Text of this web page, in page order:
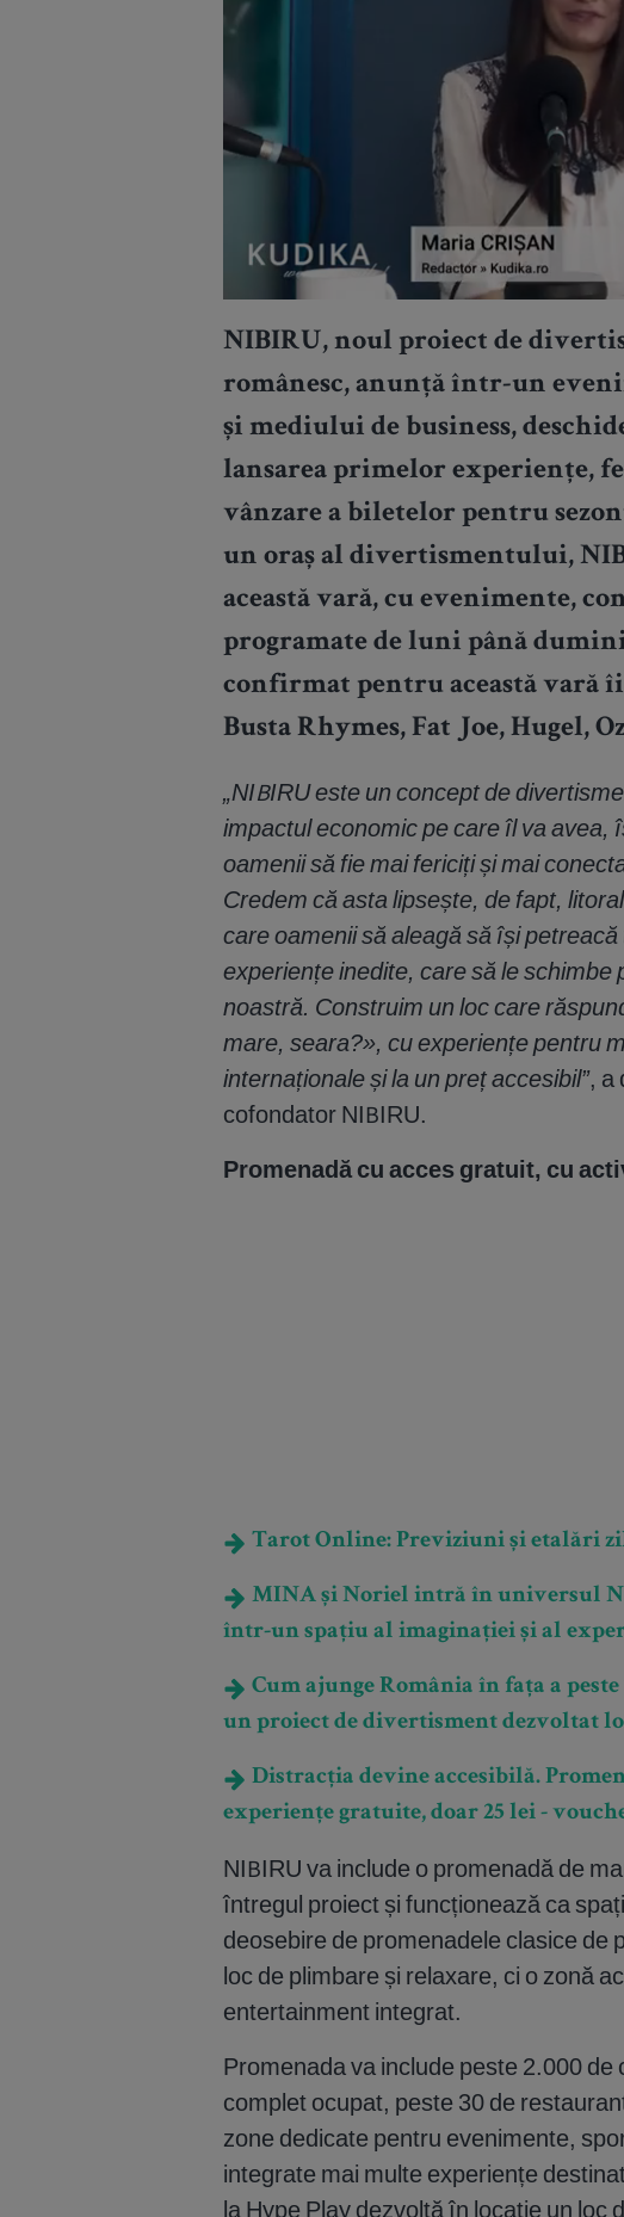
NIBIRU, noul proiect de
românesc, anunță într-un
și mediului de business,
lansarea primelor experiențe,
vânzare a biletelor pentru
un oraș al divertismentului,
această vară, cu evenimente,
programate de luni până
confirmat pentru această vară
Busta Rhymes, Fat Joe, Hugel,
„NIBIRU este un concept de
impactul economic pe care îl va avea,
oamenii să fie mai fericiți și mai
Credem că asta lipsește, de fapt,
care oamenii să aleagă să își
experiențe inedite, care să le
noastră. Construim un loc care
mare, seara?», cu experiențe pentru
internaționale și la un preț accesibil”, a
cofondator NIBIRU.
Promenadă cu acces gratuit, cu
Tarot Online: Previziuni și etalări
MINA și Noriel intră în universul
într-un spațiu al imaginației și al
Cum ajunge România în fața a
un proiect de divertisment dezvoltat
Distracția devine accesibilă.
experiențe gratuite, doar 25 lei -
NIBIRU va include o promenadă de
întregul proiect și funcționează ca
deosebire de promenadele clasice de
loc de plimbare și relaxare, ci o zonă
entertainment integrat.
Promenada va include peste 2.000
complet ocupat, peste 30 de
zone dedicate pentru evenimente,
integrate mai multe experiențe
la Hype Play dezvoltă în locație un loc